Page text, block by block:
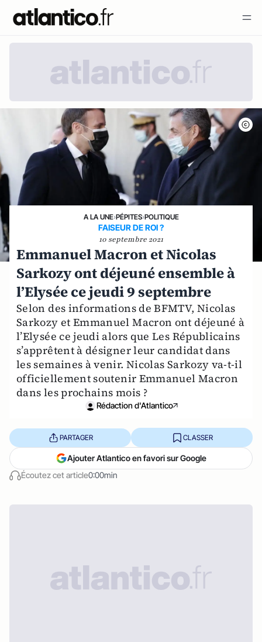
A LA UNE›PÉPITES›POLITIQUE
FAISEUR DE ROI ?
10 septembre 2021
Emmanuel Macron et Nicolas
Sarkozy ont déjeuné ensemble à
l’Elysée ce jeudi 9 septembre
Selon des informations de BFMTV, Nicolas
Sarkozy et Emmanuel Macron ont déjeuné à
l’Elysée ce jeudi alors que Les Républicains
s’apprêtent à désigner leur candidat dans
les semaines à venir. Nicolas Sarkozy va-t-il
officiellement soutenir Emmanuel Macron
dans les prochains mois ?
Rédaction d'Atlantico
Écoutez cet article0:00min
PARTAGER CLASSER
Ajouter Atlantico en favori sur Google